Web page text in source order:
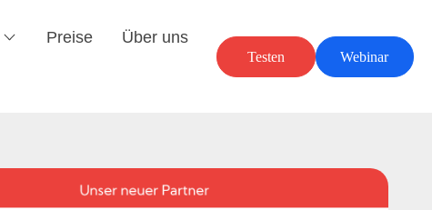
Preise Über uns
Testen Webinar